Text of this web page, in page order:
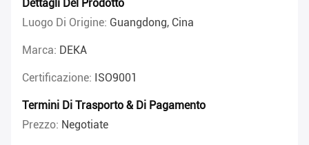
Dettagli Del Prodotto
Luogo Di Origine: Guangdong, Cina
Marca: DEKA
Certificazione: ISO9001
Termini Di Trasporto & Di Pagamento
Prezzo: Negotiate